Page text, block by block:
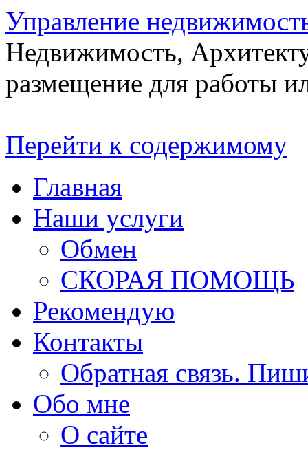
Управление
Недвижимость,
размещение для работы
Перейти к содержимому
Главная
Наши услуги
Обмен
СКОРАЯ ПОМОЩЬ
Рекомендую
Контакты
Обратная связь.
Обо мне
О сайте